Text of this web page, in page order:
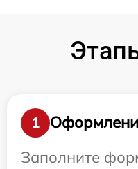
1
Заполните